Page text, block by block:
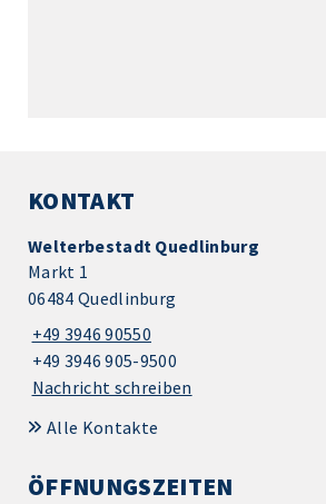
KONTAKT
Welterbestadt Quedlinburg
Markt 1
06484 Quedlinburg
+49 3946 90550
+49 3946 905-9500
Nachricht schreiben
Alle Kontakte
ÖFFNUNGSZEITEN